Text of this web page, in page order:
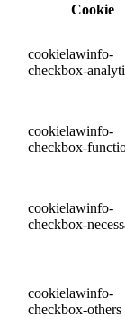
Cookie
cookielawinfo-
checkbox-
cookielawinfo-
checkbox-
cookielawinfo-
checkbox-
cookielawinfo-
checkbox-others